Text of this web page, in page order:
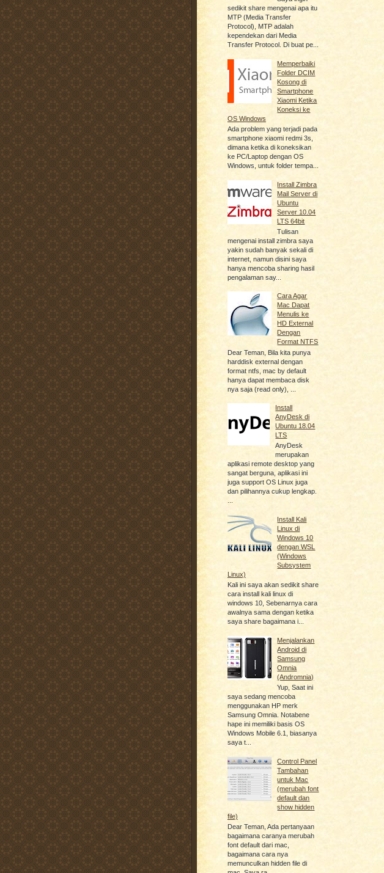
sedikit share mengenai apa itu
MTP (Media Transfer
Protocol), MTP adalah
kependekan dari Media
Transfer Protocol. Di buat pe...
Memperbaiki
Folder DCIM
Kosong di
Smartphone
Xiaomi Ketika
Koneksi ke
OS Windows
Ada problem yang terjadi pada
smartphone xiaomi redmi 3s,
dimana ketika di koneksikan
ke PC/Laptop dengan OS
Windows, untuk folder tempa...
Install Zimbra
Mail Server di
Ubuntu
Server 10.04
LTS 64bit
Tulisan
mengenai install zimbra saya
yakin sudah banyak sekali di
internet, namun disini saya
hanya mencoba sharing hasil
pengalaman say...
Cara Agar
Mac Dapat
Menulis ke
HD External
Dengan
Format NTFS
Dear Teman, Bila kita punya
harddisk external dengan
format ntfs, mac by default
hanya dapat membaca disk
nya saja (read only), ...
Install
AnyDesk di
Ubuntu 18.04
LTS
AnyDesk
merupakan
aplikasi remote desktop yang
sangat berguna, aplikasi ini
juga support OS Linux juga
dan pilihannya cukup lengkap.
...
Install Kali
Linux di
Windows 10
dengan WSL
(Windows
Subsystem
Linux)
Kali ini saya akan sedikit share
cara install kali linux di
windows 10, Sebenarnya cara
awalnya sama dengan ketika
saya share bagaimana i...
Menjalankan
Android di
Samsung
Omnia
(Andromnia)
Yup, Saat ini
saya sedang mencoba
menggunakan HP merk
Samsung Omnia. Notabene
hape ini memiliki basis OS
Windows Mobile 6.1, biasanya
saya t...
Control Panel
Tambahan
untuk Mac
(merubah font
default dan
show hidden
file)
Dear Teman, Ada pertanyaan
bagaimana caranya merubah
font default dari mac,
bagaimana cara nya
memunculkan hidden file di